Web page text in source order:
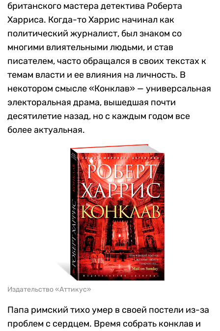
британского мастера детектива Роберта
Харриса. Когда-то Харрис начинал как
политический журналист, был знаком со
многими влиятельными людьми, и став
писателем, часто обращался в своих текстах к
темам власти и ее влияния на личность. В
некотором смысле «Конклав» — универсальная
электоральная драма, вышедшая почти
десятилетие назад, но с каждым годом все
более актуальная.
Издательство «Аттикус»
Папа римский тихо умер в своей постели из-за
проблем с сердцем. Время собрать конклав и